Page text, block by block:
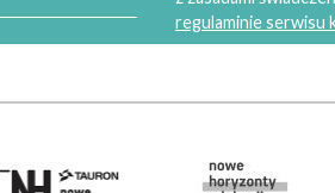
regulaminie serwisu